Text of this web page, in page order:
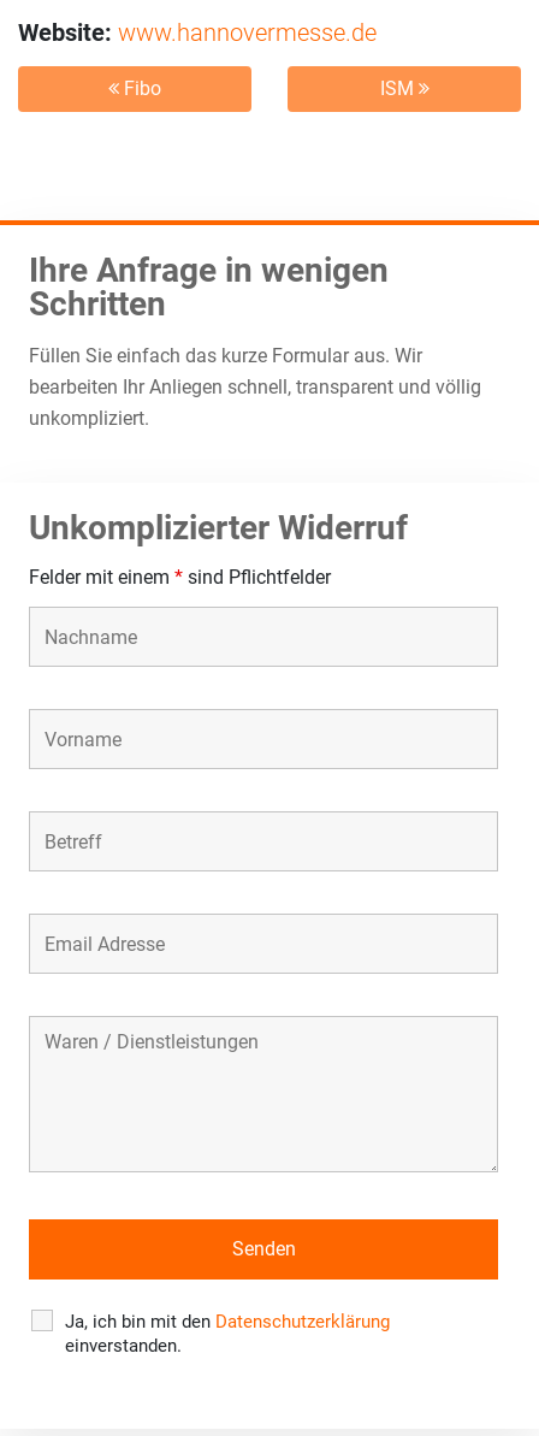
Website: www.hannovermesse.de
Fibo ISM
Ihre Anfrage in wenigen
Schritten
Füllen Sie einfach das kurze Formular aus. Wir
bearbeiten Ihr Anliegen schnell, transparent und völlig
unkompliziert.
Unkomplizierter Widerruf
Felder mit einem * sind Pflichtfelder
Ja, ich bin mit den Datenschutzerklärung
einverstanden.